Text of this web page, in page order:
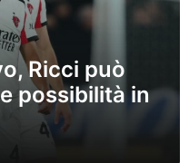
Ricci può
possibilità in